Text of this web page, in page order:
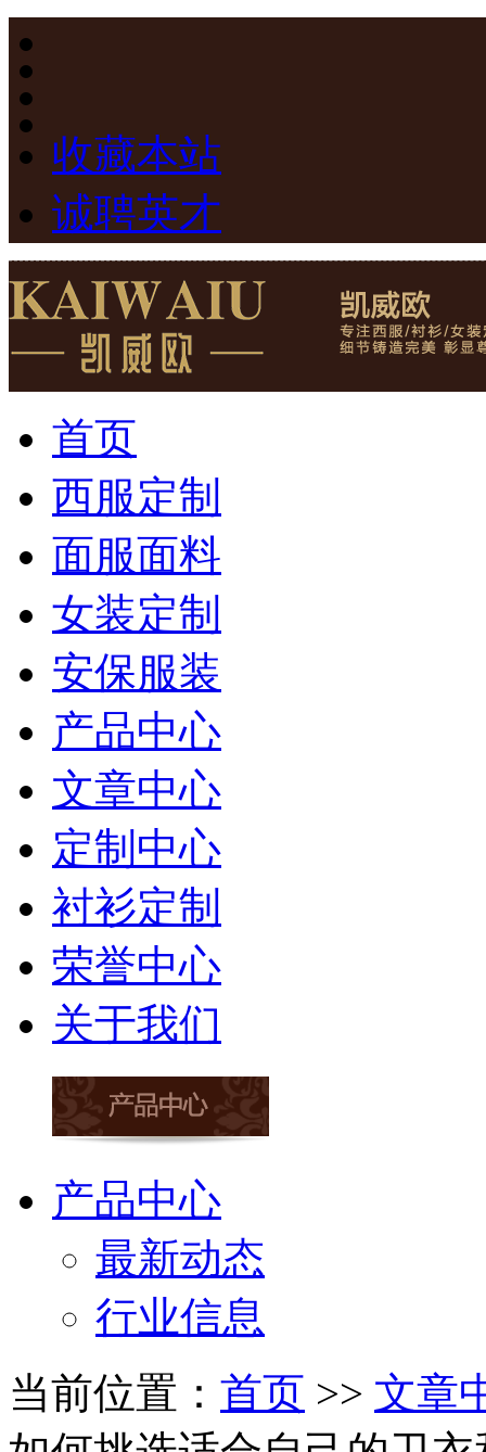
收藏本站
诚聘英才
首页
西服定制
面服面料
女装定制
安保服装
产品中心
文章中心
定制中心
衬衫定制
荣誉中心
关于我们
产品中心
最新动态
行业信息
当前位置： 首页 >> 文章